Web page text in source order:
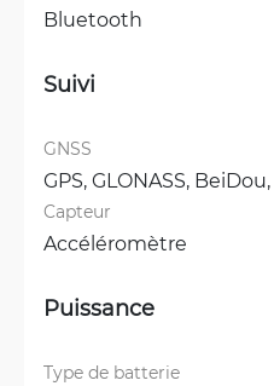
Bluetooth
Suivi
GNSS
GPS, GLONASS, BeiDou,
Capteur
Accéléromètre
Puissance
Type de batterie